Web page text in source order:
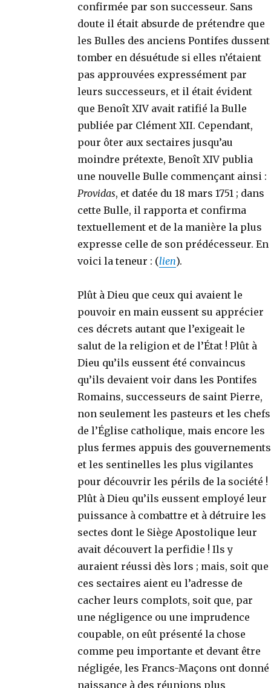
confirmée par son successeur. Sans
doute il était absurde de prétendre que
les Bulles des anciens Pontifes dussent
tomber en désuétude si elles n’étaient
pas approuvées expressément par
leurs successeurs, et il était évident
que Benoît XIV avait ratifié la Bulle
publiée par Clément XII. Cependant,
pour ôter aux sectaires jusqu’au
moindre prétexte, Benoît XIV publia
une nouvelle Bulle commençant ainsi :
Providas, et datée du 18 mars 1751 ; dans
cette Bulle, il rapporta et confirma
textuellement et de la manière la plus
expresse celle de son prédécesseur. En
voici la teneur : (lien).
Plût à Dieu que ceux qui avaient le
pouvoir en main eussent su apprécier
ces décrets autant que l’exigeait le
salut de la religion et de l’État ! Plût à
Dieu qu’ils eussent été convaincus
qu’ils devaient voir dans les Pontifes
Romains, successeurs de saint Pierre,
non seulement les pasteurs et les chefs
de l’Église catholique, mais encore les
plus fermes appuis des gouvernements
et les sentinelles les plus vigilantes
pour découvrir les périls de la société !
Plût à Dieu qu’ils eussent employé leur
puissance à combattre et à détruire les
sectes dont le Siège Apostolique leur
avait découvert la perfidie ! Ils y
auraient réussi dès lors ; mais, soit que
ces sectaires aient eu l’adresse de
cacher leurs complots, soit que, par
une négligence ou une imprudence
coupable, on eût présenté la chose
comme peu importante et devant être
négligée, les Francs-Maçons ont donné
naissance à des réunions plus